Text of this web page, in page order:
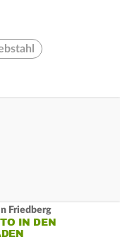
Friedberg
IN DEN